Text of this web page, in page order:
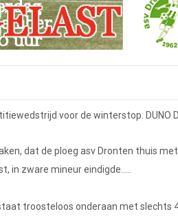
voor de winterstop. DUNO
dat de ploeg asv Dronten thuis
in zware mineur eindigde…..
troosteloos onderaan met slechts